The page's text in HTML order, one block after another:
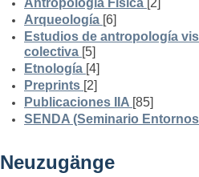
Antropología Física [2]
Arqueología [6]
Estudios de antropología
colectiva [5]
Etnología [4]
Preprints [2]
Publicaciones IIA [85]
SENDA (Seminario
Neuzugänge